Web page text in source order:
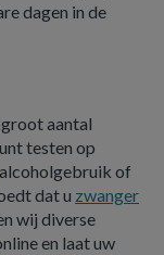
dagen in de
aantal
testen op
of
dat u zwanger
wij diverse
en laat uw